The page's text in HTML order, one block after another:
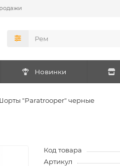
Новинки
"Paratrooper" черные
Код товара
Артикул